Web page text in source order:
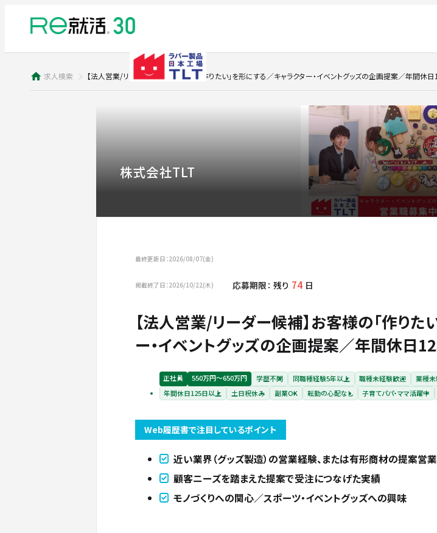
求人検索 【法人営業/リーダー候補】お客様の「作りたい」を形にする／キャラクター・イベントグッズの企画提案／年間休
株式会社TLT
最終更新日：2026/08/07(金)
掲載終了日：2026/10/22(木) 応募期限： 残り 74 日
【法人営業/リーダー候補】お客様の「作りた
ー・イベントグッズの企画提案／年間休日
正社員 550万円〜650万円 学歴不問 同職種経験5年以上 職種未経験歓迎 業種
年間休日125日以上
土日祝休み 副業OK 転勤の心配なし 子育てパパ・ママ活躍中
Web履歴書で注目しているポイント
近い業界（グッズ製造）の営業経験、または有形商材の提案営業
顧客ニーズを踏まえた提案で受注につなげた実績
モノづくりへの関心／スポーツ・イベントグッズへの興味